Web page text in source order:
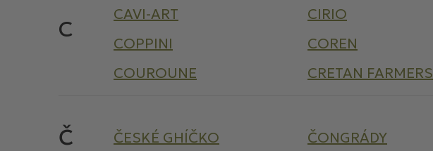
C
CAVI-ART
CIRIO
COPPINI
COREN
COUROUNE
CRETAN FARMERS
Č ČESKÉ GHÍČKO ČONGRÁDY